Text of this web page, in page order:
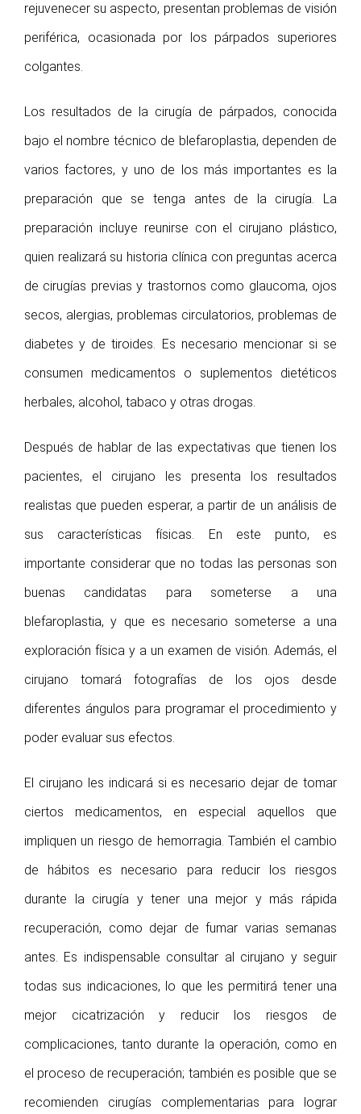
rejuvenecer su aspecto, presentan problemas de visión
periférica, ocasionada por los párpados superiores
colgantes.
Los resultados de la cirugía de párpados, conocida
bajo el nombre técnico de blefaroplastia, dependen de
varios factores, y uno de los más importantes es la
preparación que se tenga antes de la cirugía. La
preparación incluye reunirse con el cirujano plástico,
quien realizará su historia clínica con preguntas acerca
de cirugías previas y trastornos como glaucoma, ojos
secos, alergias, problemas circulatorios, problemas de
diabetes y de tiroides. Es necesario mencionar si se
consumen medicamentos o suplementos dietéticos
herbales, alcohol, tabaco y otras drogas.
Después de hablar de las expectativas que tienen los
pacientes, el cirujano les presenta los resultados
realistas que pueden esperar, a partir de un análisis de
sus características físicas. En este punto, es
importante considerar que no todas las personas son
buenas candidatas para someterse a una
blefaroplastia, y que es necesario someterse a una
exploración física y a un examen de visión. Además, el
cirujano tomará fotografías de los ojos desde
diferentes ángulos para programar el procedimiento y
poder evaluar sus efectos.
El cirujano les indicará si es necesario dejar de tomar
ciertos medicamentos, en especial aquellos que
impliquen un riesgo de hemorragia. También el cambio
de hábitos es necesario para reducir los riesgos
durante la cirugía y tener una mejor y más rápida
recuperación, como dejar de fumar varias semanas
antes. Es indispensable consultar al cirujano y seguir
todas sus indicaciones, lo que les permitirá tener una
mejor cicatrización y reducir los riesgos de
complicaciones, tanto durante la operación, como en
el proceso de recuperación; también es posible que se
recomienden cirugías complementarias para lograr